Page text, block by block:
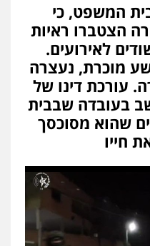
מעצרים וחקירות
סמים והימורים פשיעה
המשפט, כי
הצטברו ראיות
לאירועים.
מוכרת, נעצרה
עורכת דינו של
בעובדה שבבית
שהוא מסוכסך
חייו